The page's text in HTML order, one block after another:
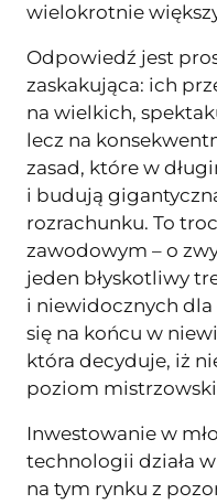
wielokrotnie
Odpowiedź jest
zaskakująca: ich
na wielkich,
lecz na
zasad, które w
i budują
rozrachunku. To
zawodowym – o
jeden błyskotliwy
i niewidocznych
się na końcu w
która decyduje, iż
poziom
Inwestowanie w
technologii działa
na tym rynku z